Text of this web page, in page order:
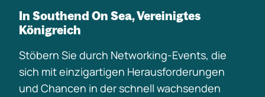
In Southend On Sea, Vereinigtes
Königreich
Stöbern Sie durch Networking-Events, die
sich mit einzigartigen Herausforderungen
und Chancen in der schnell wachsenden